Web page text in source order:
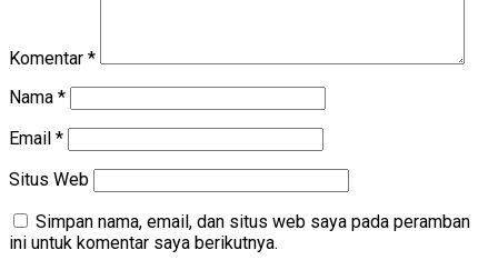
Komentar *
Nama *
Email *
Situs Web
Simpan nama, email, dan situs web saya pada peramban
ini untuk komentar saya berikutnya.